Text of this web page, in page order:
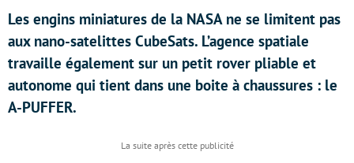
Les engins miniatures de la NASA ne se limitent pas
aux nano-satelittes CubeSats. L’agence spatiale
travaille également sur un petit rover pliable et
autonome qui tient dans une boite à chaussures : le
A-PUFFER.